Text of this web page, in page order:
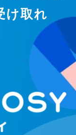
け取れ